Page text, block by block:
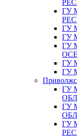
ГУ
ГУ
ГУ
ГУ
ГУ
ГУ
ГУ
ГУ
ГУ